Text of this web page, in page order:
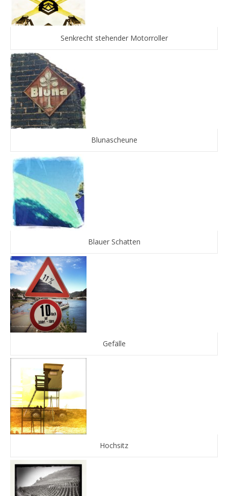
Senkrecht stehender Motorroller
Blunascheune
Blauer Schatten
Gefälle
Hochsitz